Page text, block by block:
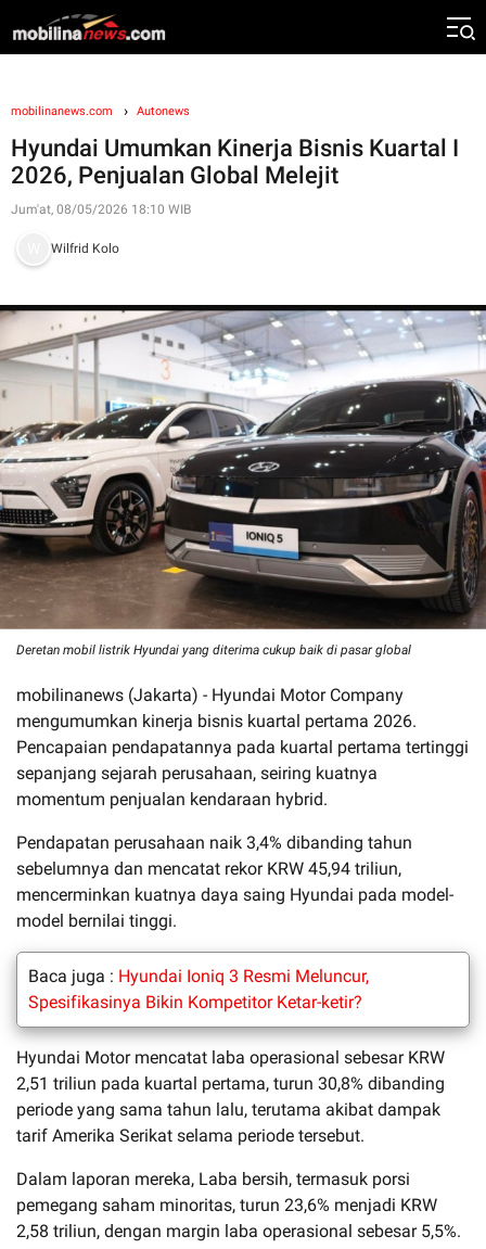
mobilinanews.com Autonews
Hyundai Umumkan Kinerja Bisnis Kuartal I
2026, Penjualan Global Melejit
Jum'at, 08/05/2026 18:10 WIB
Wilfrid Kolo
Deretan mobil listrik Hyundai yang diterima cukup baik di pasar global
mobilinanews (Jakarta) - Hyundai Motor Company
mengumumkan kinerja bisnis kuartal pertama 2026.
Pencapaian pendapatannya pada kuartal pertama tertinggi
sepanjang sejarah perusahaan, seiring kuatnya
momentum penjualan kendaraan hybrid.
Pendapatan perusahaan naik 3,4% dibanding tahun
sebelumnya dan mencatat rekor KRW 45,94 triliun,
mencerminkan kuatnya daya saing Hyundai pada model-
model bernilai tinggi.
Baca juga : Hyundai Ioniq 3 Resmi Meluncur,
Spesifikasinya Bikin Kompetitor Ketar-ketir?
Hyundai Motor mencatat laba operasional sebesar KRW
2,51 triliun pada kuartal pertama, turun 30,8% dibanding
periode yang sama tahun lalu, terutama akibat dampak
tarif Amerika Serikat selama periode tersebut.
Dalam laporan mereka, Laba bersih, termasuk porsi
pemegang saham minoritas, turun 23,6% menjadi KRW
2,58 triliun, dengan margin laba operasional sebesar 5,5%.